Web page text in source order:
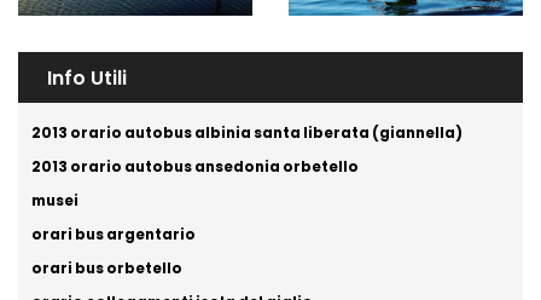
Info Utili
2013 orario autobus albinia santa liberata (giannella)
2013 orario autobus ansedonia orbetello
musei
orari bus argentario
orari bus orbetello